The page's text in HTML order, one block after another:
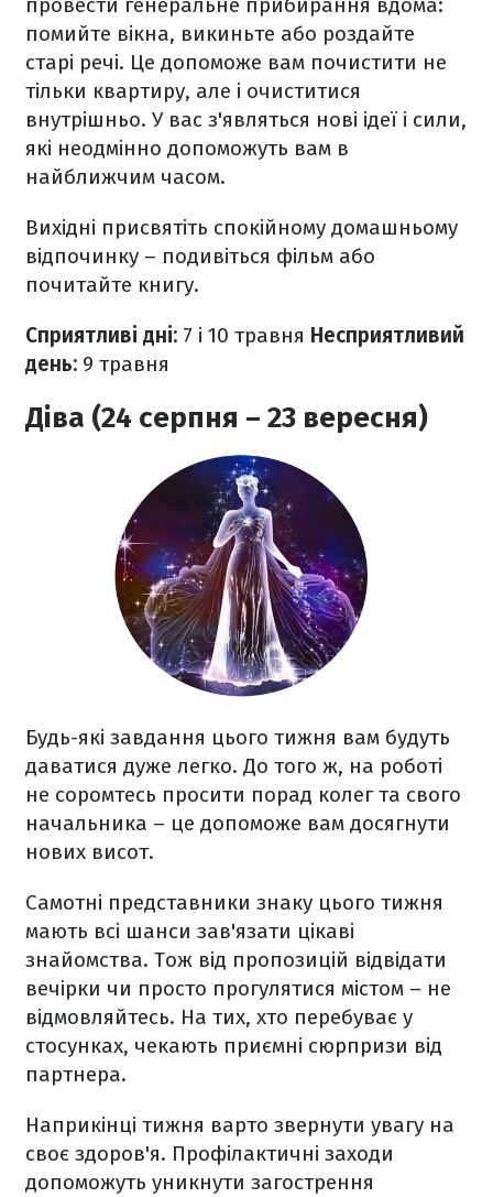
помийте вікна, викиньте або роздайте
старі речі. Це допоможе вам почистити не
тільки квартиру, але і очиститися
внутрішньо. У вас з'являться нові ідеї і сили,
які неодмінно допоможуть вам в
найближчим часом.
Вихідні присвятіть спокійному домашньому
відпочинку – подивіться фільм або
почитайте книгу.
Сприятливі дні: 7 і 10 травня Несприятливий
день: 9 травня
Діва (24 серпня – 23 вересня)
Будь-які завдання цього тижня вам будуть
даватися дуже легко. До того ж, на роботі
не соромтесь просити порад колег та свого
начальника – це допоможе вам досягнути
нових висот.
Самотні представники знаку цього тижня
мають всі шанси зав'язати цікаві
знайомства. Тож від пропозицій відвідати
вечірки чи просто прогулятися містом – не
відмовляйтесь. На тих, хто перебуває у
стосунках, чекають приємні сюрпризи від
партнера.
Наприкінці тижня варто звернути увагу на
своє здоров'я. Профілактичні заходи
допоможуть уникнути загострення